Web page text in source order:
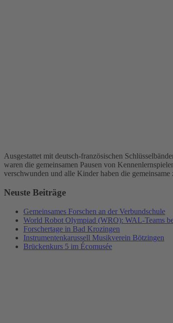
Ausgestattet mit deutsch-französischen
waren die gemeinsamen Pausen von
verschwunden und alle Kinder haben die
Neuste Beiträge
Gemeinsames Forschen an der Verbundschule
World Robot Olympiad (WRO): WAL-Teams
Forschertage in Bad Krozingen
Instrumentenkarussell Musikverein Bötzingen
Brückenkurs 5 im Écomusée